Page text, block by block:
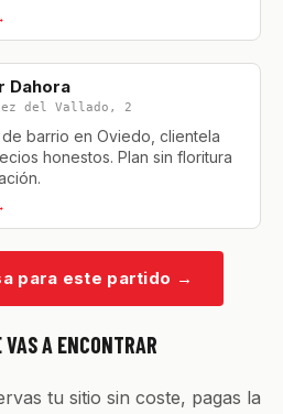
Dahora
del Vallado, 2
barrio en Oviedo, clientela
honestos. Plan sin floritura
para este partido →
A ENCONTRAR
tu sitio sin coste, pagas la